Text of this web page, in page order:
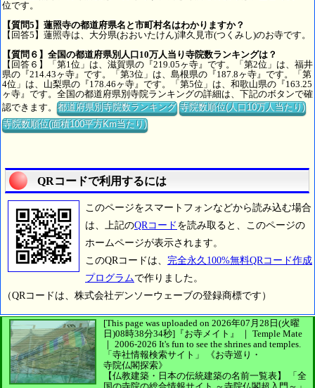
位です。
【質問5】蓮照寺の都道府県名と市町村名はわかりますか？
【回答5】蓮照寺は、大分県(おおいたけん)津久見市(つくみし)のお寺です。
【質問６】全国の都道府県別人口10万人当り寺院数ランキングは？
【回答６】「第1位」は、滋賀県の『219.05ヶ寺』です。「第2位」は、福井
県の『214.43ヶ寺』です。「第3位」は、島根県の『187.8ヶ寺』です。「第
4位」は、山梨県の『178.46ヶ寺』です。「第5位」は、和歌山県の『163.25
ヶ寺』です。全国の都道府県別寺院ランキングの詳細は、下記のボタンで確
認できます。都道府県別寺院数ランキング 寺院数順位(人口10万人当たり)
寺院数順位(面積100平方Km当たり)
QRコードで利用するには
このページをスマートフォンなどから読み込む場合
は、上記のQRコード を読み取ると、このページの
ホームページが表示されます。
このQRコードは、 完全永久100%無料QRコード作成
プログラムで作りました。
（QRコードは、株式会社デンソーウェーブの登録商標です）
[This page was uploaded on 2026年07月28日(火曜
日)08時38分34秒] 『お寺メイト』 ｜ Temple Mate
｜ 2006-2026 It's fun to see the shrines and temples.
「寺社情報検索サイト」
《お寺巡り・
寺院仏閣探索》
【仏教建築・日本の伝統建築の名前一覧表】
「全